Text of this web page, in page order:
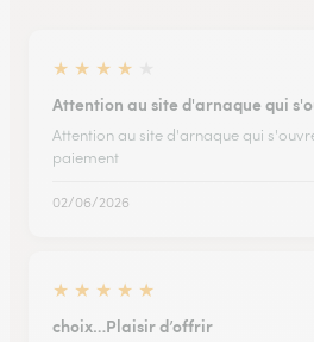
★ ★ ★ ★
Attention au site d'arnaque qui
Attention au site d'arnaque qui
paiement
02/06/2026
★ ★ ★ ★ ★
choix…Plaisir d’offrir